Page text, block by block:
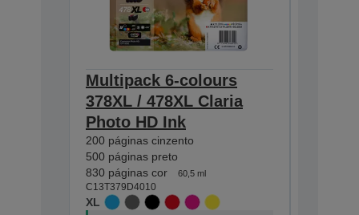
Multipack 6-colours
378XL / 478XL Claria
Photo HD Ink
200 páginas cinzento
500 páginas preto
830 páginas cor
60,5 ml
C13T379D4010
XL